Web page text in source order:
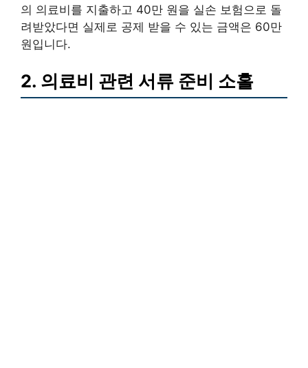
의 의료비를 지출하고 40만 원을 실손 보험으로 돌
려받았다면 실제로 공제 받을 수 있는 금액은 60만
원입니다.
2. 의료비 관련 서류 준비 소홀